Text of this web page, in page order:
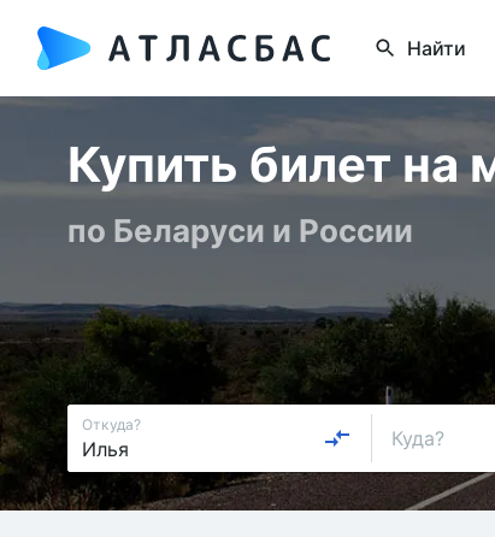
Найти
Купить билет на
по Беларуси и России
Откуда?
Куда?